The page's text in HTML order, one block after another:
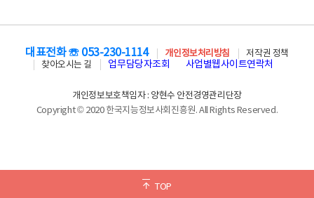
TOP
대표전화 ☏ 053-230-1114 개인정보처리방침
저작권 정책
찾아오시는 길
업무담당자조회 사업별웹사이트연락처
개인정보보호책임자 : 양현수 안전경영관리단장
Copyright © 2020 한국지능정보사회진흥원. All Rights Reserved.